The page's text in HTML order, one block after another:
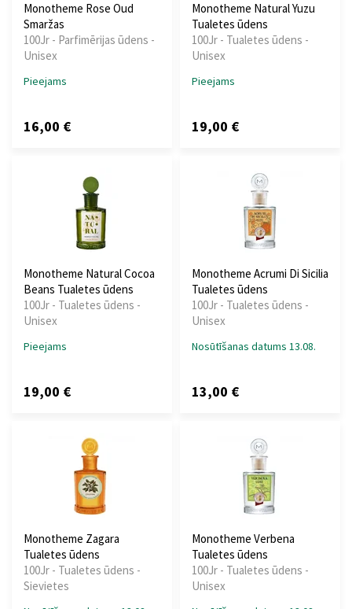
Monotheme Rose Oud
Smaržas
100Jr - Parfimērijas ūdens -
Unisex
Pieejams
16,00 €
Monotheme Natural Yuzu
Tualetes ūdens
100Jr - Tualetes ūdens -
Unisex
Pieejams
19,00 €
Monotheme Natural Cocoa
Beans Tualetes ūdens
100Jr - Tualetes ūdens -
Unisex
Pieejams
19,00 €
Monotheme Acrumi Di Sicilia
Tualetes ūdens
100Jr - Tualetes ūdens -
Unisex
Nosūtīšanas datums 13.08.
13,00 €
Monotheme Zagara
Tualetes ūdens
100Jr - Tualetes ūdens -
Sievietes
Monotheme Verbena
Tualetes ūdens
100Jr - Tualetes ūdens -
Unisex